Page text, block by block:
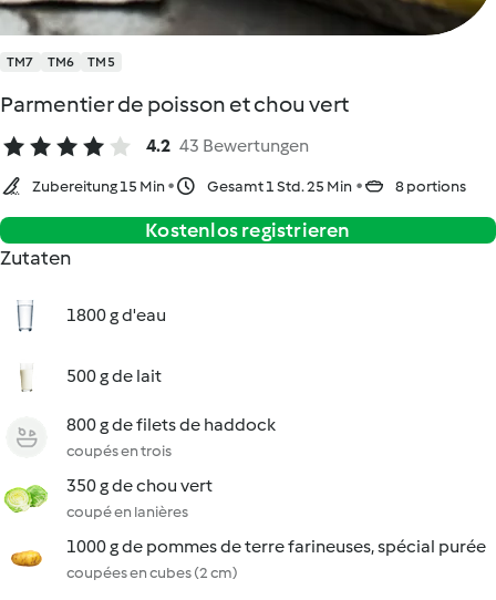
TM7 TM6 TM5
Parmentier de poisson et chou vert
4.2 43 Bewertungen
Zubereitung 15 Min Gesamt 1 Std. 25 Min 8 portions
Kostenlos registrieren
Zutaten
1800 g d'eau
500 g de lait
800 g de filets de haddock
coupés en trois
350 g de chou vert
coupé en lanières
1000 g de pommes de terre farineuses, spécial purée
coupées en cubes (2 cm)